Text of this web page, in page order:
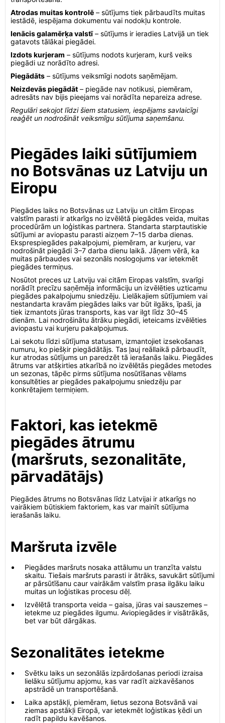
Atrodas muitas kontrolē – sūtījums tiek pārbaudīts muitas
iestādē, iespējama dokumentu vai nodokļu kontrole.
Ienācis galamērķa valstī– sūtījums ir ieradies Latvijā un tiek
gatavots tālākai piegādei.
Izdots kurjeram – sūtījums nodots kurjeram, kurš veiks
piegādi uz norādīto adresi.
Piegādāts – sūtījums veiksmīgi nodots saņēmējam.
Neizdevās piegādāt – piegāde nav notikusi, piemēram,
adresāts nav bijis pieejams vai norādīta nepareiza adrese.
Regulāri sekojot līdzi šiem statusiem, iespējams savlaicīgi
reaģēt un nodrošināt veiksmīgu sūtījuma saņemšanu.
Piegādes laiki sūtījumiem
no Botsvānas uz Latviju un
Eiropu
Piegādes laiks no Botsvānas uz Latviju un citām Eiropas
valstīm parasti ir atkarīgs no izvēlētā piegādes veida, muitas
procedūrām un loģistikas partnera. Standarta starptautiskie
sūtījumi ar aviopastu parasti aizņem 7–15 darba dienas.
Eksprespiegādes pakalpojumi, piemēram, ar kurjeru, var
nodrošināt piegādi 3–7 darba dienu laikā. Jāņem vērā, ka
muitas pārbaudes vai sezonāls noslogojums var ietekmēt
piegādes termiņus.
Nosūtot preces uz Latviju vai citām Eiropas valstīm, svarīgi
norādīt precīzu saņēmēja informāciju un izvēlēties uzticamu
piegādes pakalpojumu sniedzēju. Lielākajiem sūtījumiem vai
nestandarta kravām piegādes laiks var būt ilgāks, īpaši, ja
tiek izmantots jūras transports, kas var ilgt līdz 30–45
dienām. Lai nodrošinātu ātrāku piegādi, ieteicams izvēlēties
aviopastu vai kurjeru pakalpojumus.
Lai sekotu līdzi sūtījuma statusam, izmantojiet izsekošanas
numuru, ko piešķir piegādātājs. Tas ļauj reāllaikā pārbaudīt,
kur atrodas sūtījums un paredzēt tā ierašanās laiku. Piegādes
ātrums var atšķirties atkarībā no izvēlētās piegādes metodes
un sezonas, tāpēc pirms sūtījuma nosūtīšanas vēlams
konsultēties ar piegādes pakalpojumu sniedzēju par
konkrētajiem termiņiem.
Faktori, kas ietekmē
piegādes ātrumu
(maršruts, sezonalitāte,
pārvadātājs)
Piegādes ātrums no Botsvānas līdz Latvijai ir atkarīgs no
vairākiem būtiskiem faktoriem, kas var mainīt sūtījuma
ierašanās laiku.
Maršruta izvēle
Piegādes maršruts nosaka attālumu un tranzīta valstu
skaitu. Tiešais maršruts parasti ir ātrāks, savukārt sūtījumi
ar pārsūtīšanu caur vairākām valstīm prasa ilgāku laiku
muitas un loģistikas procesu dēļ.
Izvēlētā transporta veida – gaisa, jūras vai sauszemes –
ietekme uz piegādes ilgumu. Aviopiegādes ir visātrākās,
bet var būt dārgākas.
Sezonalitātes ietekme
Svētku laiks un sezonālās izpārdošanas periodi izraisa
lielāku sūtījumu apjomu, kas var radīt aizkavēšanos
apstrādē un transportēšanā.
Laika apstākļi, piemēram, lietus sezona Botsvānā vai
ziemas apstākļi Eiropā, var ietekmēt loģistikas ķēdi un
radīt papildu kavēšanos.